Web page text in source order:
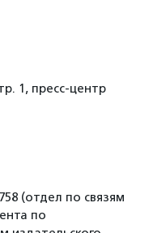
1, пресс-центр
(отдел по связям
по